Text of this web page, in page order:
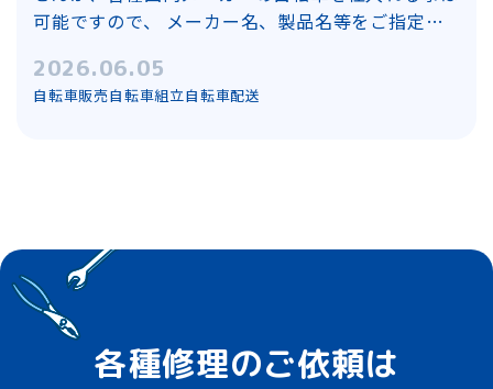
可能ですので、 メーカー名、製品名等をご指定く
ります。 ※注）海外メーカーやスポーツ車等特殊
な自転車においてはお断りする場合がございます。
2026.06.05
自転車販売自転車組立自転車配送
各種修理のご依頼は